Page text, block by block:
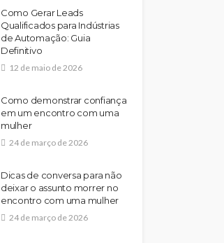
Como Gerar Leads
Qualificados para Indústrias
de Automação: Guia
Definitivo
12 de maio de 2026
Como demonstrar confiança
em um encontro com uma
mulher
24 de março de 2026
Dicas de conversa para não
deixar o assunto morrer no
encontro com uma mulher
24 de março de 2026